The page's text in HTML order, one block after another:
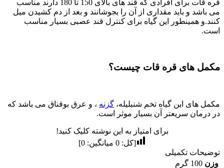
قره قات برای افرادی که قند های بالای 150 تا 180 دارند مناسب
می باشد و باید مقداری از آن را بجوشانند و بعد از دم کشیدن میل
کنند.و همینطور این گیاه برای کنترل قند عصبی بسیار مناسب
است.
مکمل های قره قات چیست؟
مکمل های این گیاه تخم شنبلیله، گزنه ، و عرق بوقناق می باشد که
در درمان سریعتر آن بسیار موثر است.
برای امتیاز به این نوشته کلیک کنید!
[کل:0 میانگین:0
]
توضیحات تکمیلی
وزن 100 گرم